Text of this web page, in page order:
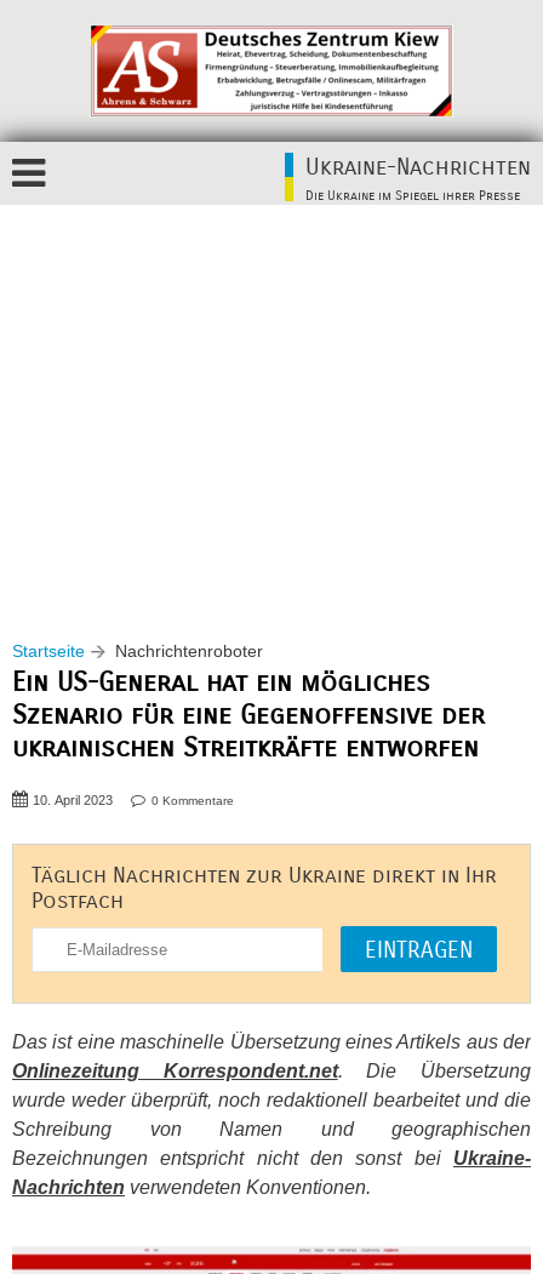
Ukraine-Nachrichten
Die Ukraine im Spiegel ihrer Presse
Startseite Nachrichtenroboter
Ein US-General hat ein mögliches
Szenario für eine Gegenoffensive der
ukrainischen Streitkräfte entworfen
10. April 2023 0 Kommentare
Täglich Nachrichten zur Ukraine direkt in Ihr
Postfach
Das ist eine maschinelle Übersetzung eines Artikels aus der
Onlinezeitung Korrespondent.net. Die Übersetzung
wurde weder überprüft, noch redaktionell bearbeitet und die
Schreibung von Namen und geographischen
Bezeichnungen entspricht nicht den sonst bei Ukraine-
Nachrichten verwendeten Konventionen.